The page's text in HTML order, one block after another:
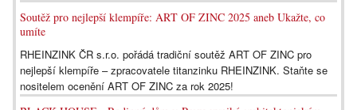
Soutěž pro nejlepší klempíře: ART OF ZINC 2025 aneb Ukažte, co
umíte
RHEINZINK ČR s.r.o. pořádá tradiční soutěž ART OF ZINC pro
nejlepší klempíře – zpracovatele titanzinku RHEINZINK. Staňte se
nositelem ocenění ART OF ZINC za rok 2025!